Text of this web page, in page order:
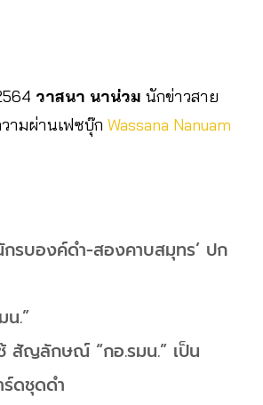
วาสนา นาน่วม นักข่าวสาย
ามผ่านเฟซบุ๊ก Wassana Nanuam
กรบองค์ดำ-สองคาบสมุทร’ ปก
น.”
สัญลักษณ์ “กอ.รมน.” เป็น
ดชุดดำ